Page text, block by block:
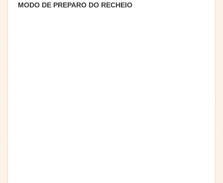
MODO DE PREPARO DO RECHEIO